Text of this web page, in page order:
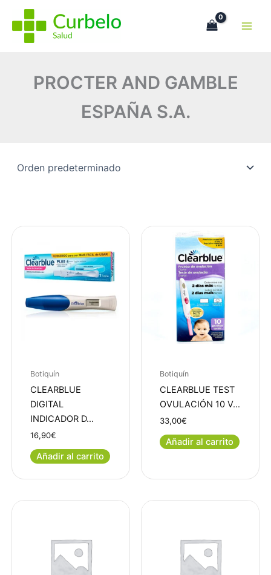
contenido
PROCTER AND GAMBLE
ESPAÑA S.A.
Botiquín
CLEARBLUE
DIGITAL
INDICADOR D…
16,90€
Añadir al carrito
Botiquín
CLEARBLUE TEST
OVULACIÓN 10 V…
33,00€
Añadir al carrito